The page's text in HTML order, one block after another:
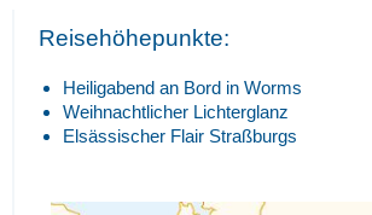
Reisehöhepunkte:
Heiligabend an Bord in Worms
Weihnachtlicher Lichterglanz
Elsässischer Flair Straßburgs